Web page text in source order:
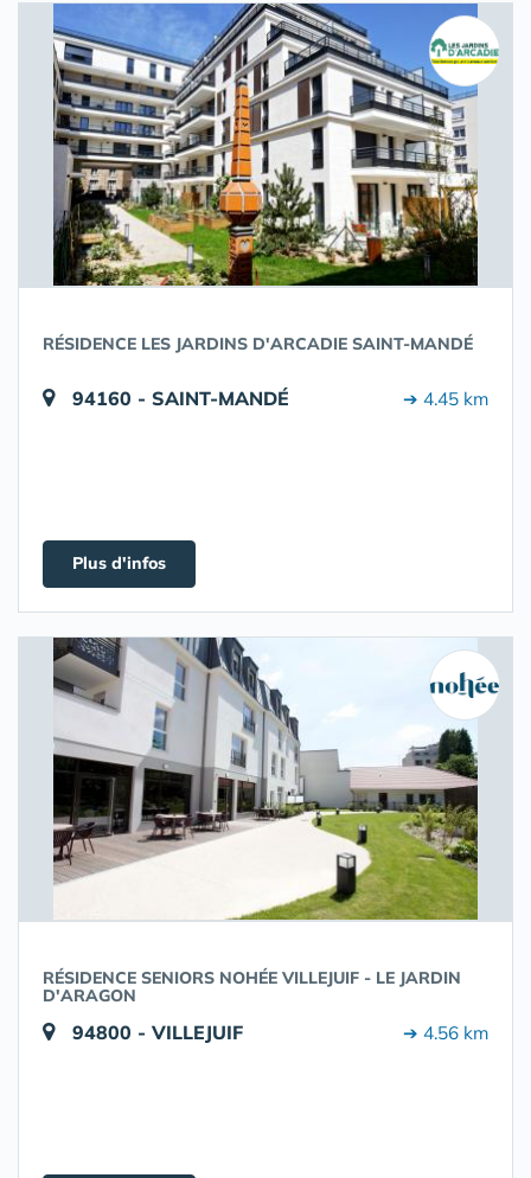
RÉSIDENCE LES JARDINS D'ARCADIE SAINT-MANDÉ
94160 - SAINT-MANDÉ ➔ 4.45 km
Plus d'infos
RÉSIDENCE SENIORS NOHÉE VILLEJUIF - LE JARDIN
D'ARAGON
94800 - VILLEJUIF ➔ 4.56 km